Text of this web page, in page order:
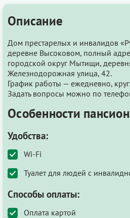
Описание
Дом престарелых и инвалидов
деревне Высоковом, полный
городской округ Мытищи,
Железнодорожная улица, 42.
График работы — ежедневно,
Задать вопросы можно по
Особенности
Удобства:
Wi-Fi
Туалет для людей с
Способы оплаты:
Оплата картой